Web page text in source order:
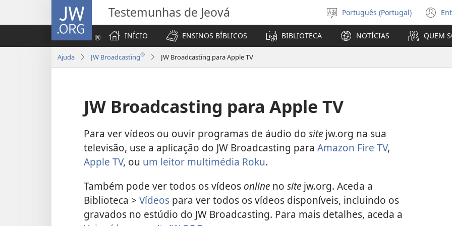
JW.ORG Testemunhas de Jeová
Selecionar
Língua
Português (Portugal)
INÍCIO
ENSINOS BÍBLICOS BIBLIOTECA NOTÍCIAS QUEM
Ajuda JW Broadcasting® JW Broadcasting para Apple TV
JW Broadcasting para Apple TV
Para ver vídeos ou ouvir programas de áudio do site jw.org na sua
televisão, use a aplicação do JW Broadcasting para Amazon Fire TV,
Apple TV, ou um leitor multimédia Roku.
Também pode ver todos os vídeos online no site jw.org. Aceda a
Biblioteca > Vídeos para ver todos os vídeos disponíveis, incluindo os
gravados no estúdio do JW Broadcasting. Para mais detalhes, aceda a